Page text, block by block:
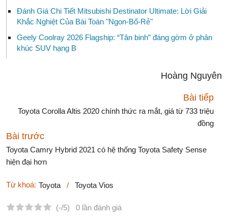
Đánh Giá Chi Tiết Mitsubishi Destinator Ultimate: Lời Giải
Khắc Nghiệt Của Bài Toán "Ngon-Bổ-Rẻ"
Geely Coolray 2026 Flagship: “Tân binh” đáng gờm ở phân
khúc SUV hạng B
Hoàng Nguyên
Bài tiếp
Toyota Corolla Altis 2020 chính thức ra mắt, giá từ 733 triệu
đồng
Bài trước
Toyota Camry Hybrid 2021 có hệ thống Toyota Safety Sense
hiện đại hơn
Từ khoá: Toyota / Toyota Vios
(-/5) 0 lần đánh giá